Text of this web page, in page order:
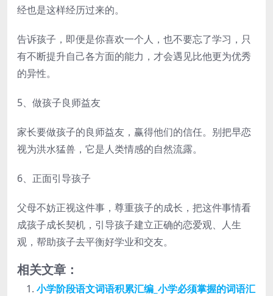
经也是这样经历过来的。
告诉孩子，即便是你喜欢一个人，也不要忘了学习，只
有不断提升自己各方面的能力，才会遇见比他更为优秀
的异性。
5、做孩子良师益友
家长要做孩子的良师益友，赢得他们的信任。别把早恋
视为洪水猛兽，它是人类情感的自然流露。
6、正面引导孩子
父母不妨正视这件事，尊重孩子的成长，把这件事情看
成孩子成长契机，引导孩子建立正确的恋爱观、人生
观，帮助孩子去平衡好学业和交友。
相关文章：
小学阶段语文词语积累汇编_小学必须掌握的词语汇